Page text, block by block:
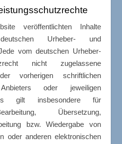
veröffentlichten Inhalte
Urheber- und
vom deutschen Urheber-
nicht zugelassene
vorherigen schriftlichen
oder jeweiligen
gilt insbesondere für
Übersetzung,
bzw. Wiedergabe von
oder anderen elektronischen